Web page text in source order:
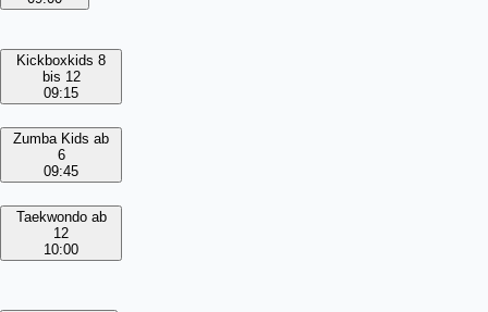
Kickboxkids 8
bis 12
09:15
Zumba Kids ab
6
09:45
Taekwondo ab
12
10:00